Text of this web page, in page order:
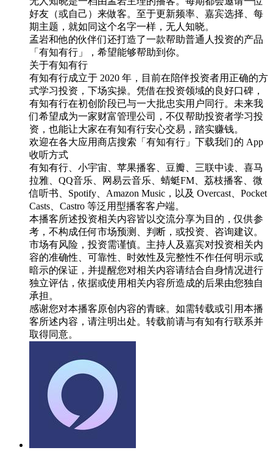
好友（或自己）来做客。至于更新频率、嘉宾选择、每
期主题，就如同这个名字一样，无人知晓。
孟岩和他的伙伴们还打造了一款帮助普通人投资的产品
「有知有行」，希望能够帮助到你。
关于有知有行
有知有行成立于 2020 年，目前在陪伴投资者用正确的方
式学习投资，下场实操。凭借在投资领域的良好口碑，
有知有行在初创阶段已与一大批忠实用户同行。未来我
们希望成为一家财富管理公司，不仅帮助投资者学习投
资，也能让大家在有知有行安心交易，踏实赚钱。
欢迎在各大应用商店搜索「有知有行」下载我们的 App
收听方式
有知有行、小宇宙、苹果播客、豆瓣、三联中读、喜马
拉雅、QQ音乐、网易云音乐、蜻蜓FM、荔枝播客、微
信听书、Spotify、Amazon Music，以及 Overcast、Pocket
Casts、Castro 等泛用型播客客户端。
本播客所述投资相关内容皆以交流分享为目的，仅供参
考，不构成任何市场预测、判断，或投资、咨询建议。
市场有风险，投资需谨慎。主持人及嘉宾对投资相关内
容的准确性、可靠性、时效性及完整性不作任何明示或
暗示的保证，并提醒您对相关内容请结合自身情况进行
独立评估，依据或使用相关内容所造成的后果由您独自
承担。
感谢您对本播客原创内容的青睐。如需转载或引用本播
客所述内容，请注明出处。转载前请与有知有行联系并
取得同意。